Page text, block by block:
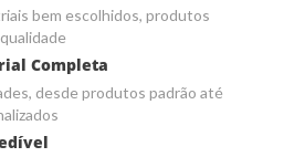
bem escolhidos, produtos
Completa
desde produtos padrão até